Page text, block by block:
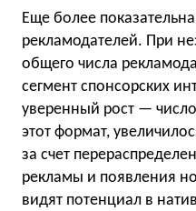
Еще более
рекламодателей. При
общего числа
сегмент спонсорских
уверенный рост —
этот формат,
за счет
рекламы и появления
видят потенциал в